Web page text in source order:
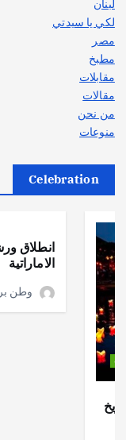
لبنان
لكي يا سيدتي
مصر
مطبخ
مقابلات
مقالات
من نحن
منوعات
Celebration
انطلاق
الاماراتية
وطن